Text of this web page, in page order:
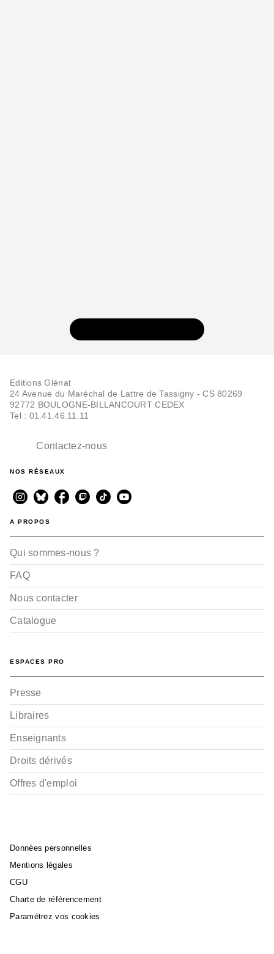
Editions Glénat
24 Avenue du Maréchal de Lattre de Tassigny - CS 80269
92772 BOULOGNE-BILLANCOURT CEDEX
Tel : 01.41.46.11.11
Contactez-nous
NOS RÉSEAUX
A PROPOS
Qui sommes-nous ?
FAQ
Nous contacter
Catalogue
ESPACES PRO
Presse
Libraires
Enseignants
Droits dérivés
Offres d'emploi
Données personnelles
Mentions légales
CGU
Charte de référencement
Paramétrez vos cookies